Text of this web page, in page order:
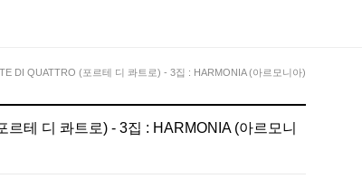
DI QUATTRO (포르테 디 콰트로) - 3집 : HARMONIA (아르모니아)
르테 디 콰트로) - 3집 : HARMONIA (아르모니